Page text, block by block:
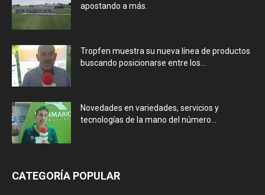
apostando a más.
Tropfen muestra su nueva línea de productos
buscando posicionarse entre los...
Novedades en variedades, servicios y
tecnologías de la mano del número...
CATEGORÍA POPULAR